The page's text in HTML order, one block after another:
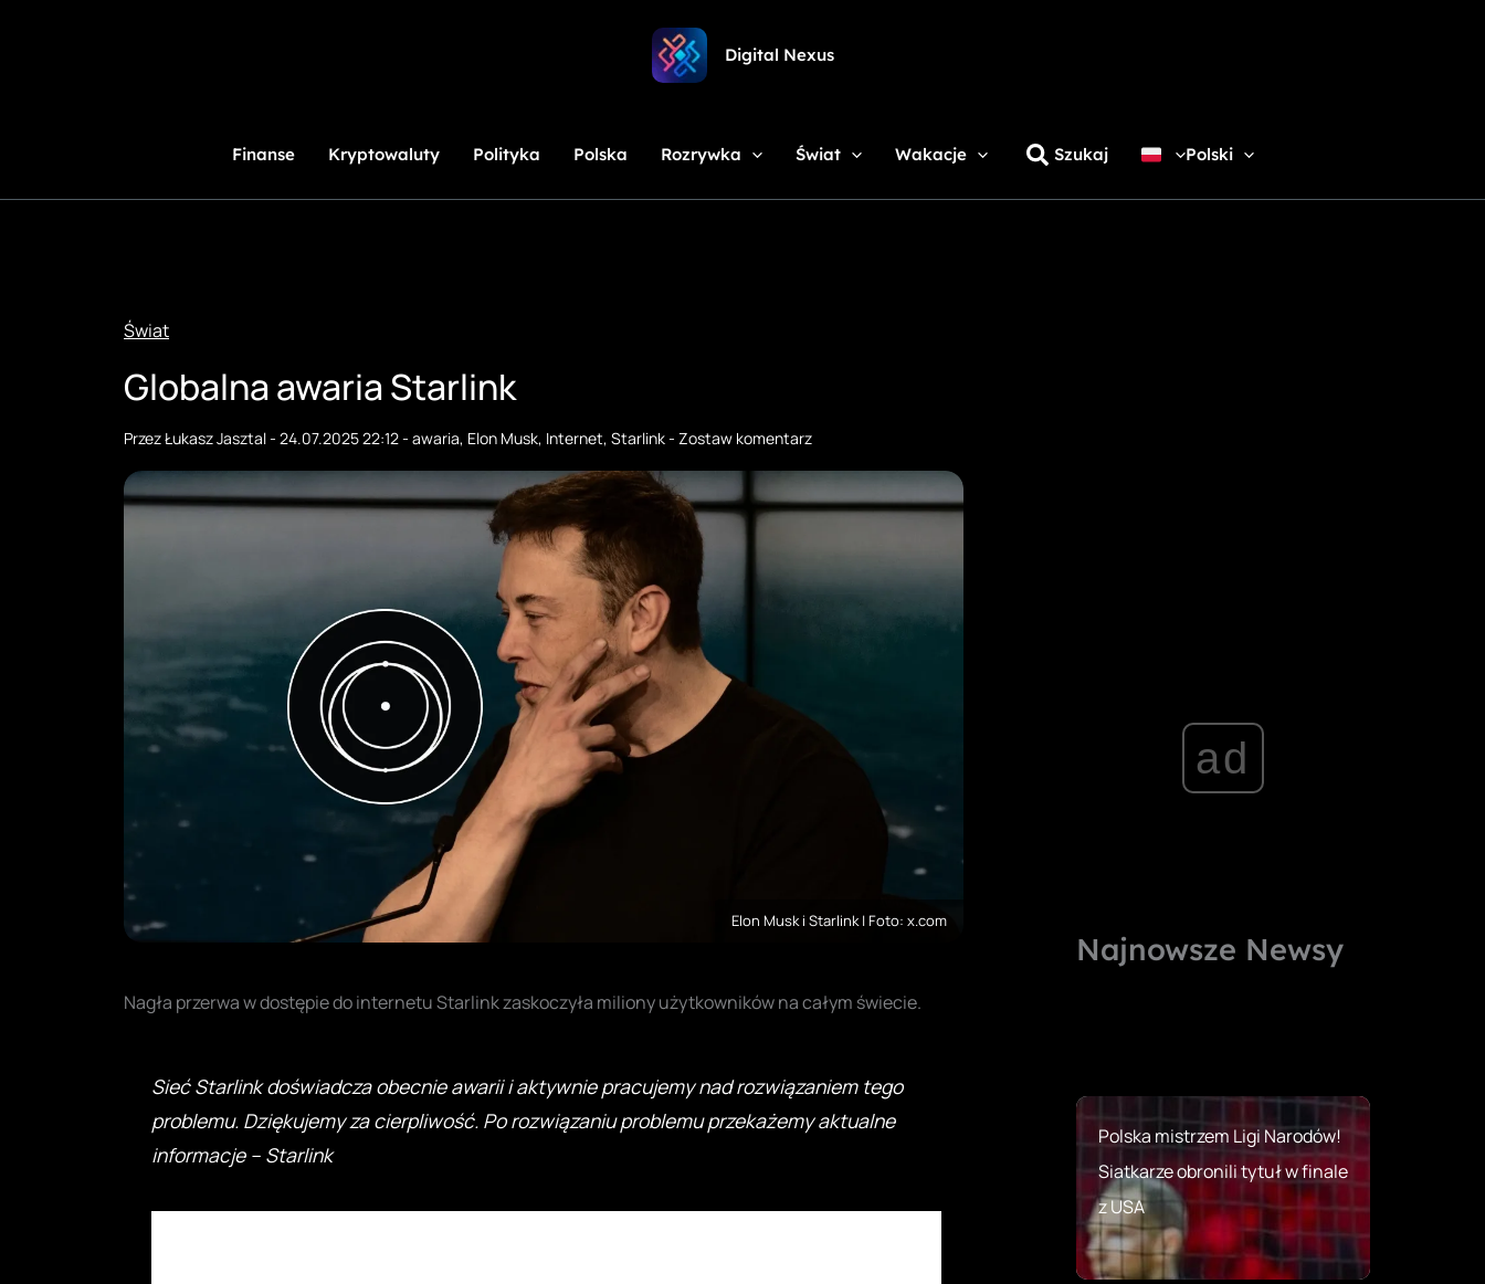
Digital Nexus
Finanse Kryptowaluty Polityka Polska Rozrywka Świat Wakacje Szukaj Polski
Świat
Globalna awaria Starlink
PrzezŁukasz Jasztal- 24.07.2025 22:12- awaria, Elon Musk, Internet, Starlink- Zostaw komentarz
Elon Musk i Starlink | Foto: x.com
Nagła przerwa w dostępie do internetu Starlink zaskoczyła miliony użytkowników na całym świecie.
Sieć Starlink doświadcza obecnie awarii i aktywnie pracujemy nad rozwiązaniem tego
problemu. Dziękujemy za cierpliwość. Po rozwiązaniu problemu przekażemy aktualne
informacje – Starlink
ad
Najnowsze Newsy
Polska mistrzem Ligi Narodów!
Siatkarze obronili tytuł w finale
z USA